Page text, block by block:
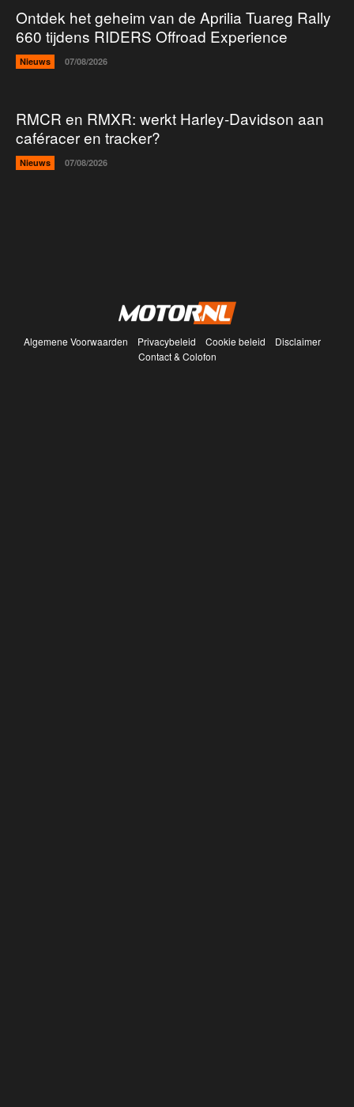
Ontdek het geheim van de Aprilia Tuareg Rally
660 tijdens RIDERS Offroad Experience
Nieuws 07/08/2026
RMCR en RMXR: werkt Harley-Davidson aan
caféracer en tracker?
Nieuws 07/08/2026
Algemene Voorwaarden Privacybeleid Cookie beleid
Disclaimer
Contact & Colofon